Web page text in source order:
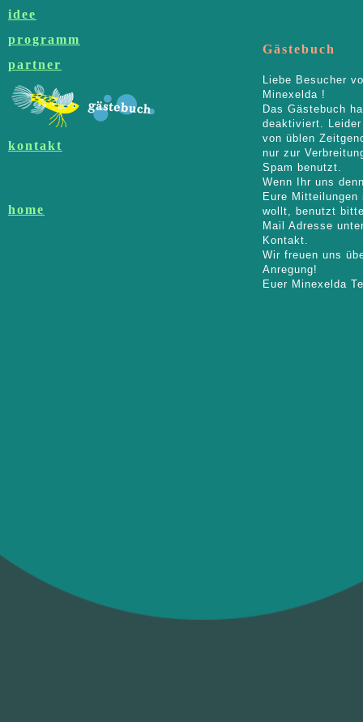
idee
programm
partner
kontakt
home
Gästebuch
Liebe Besucher
Minexelda !
Das Gästebuch
deaktiviert.
von üblen
nur zur
Spam benutzt.
Wenn Ihr uns
Eure Mitteilungen
wollt, benutzt
Mail Adresse
Kontakt.
Wir freuen uns
Anregung!
Euer Minexelda